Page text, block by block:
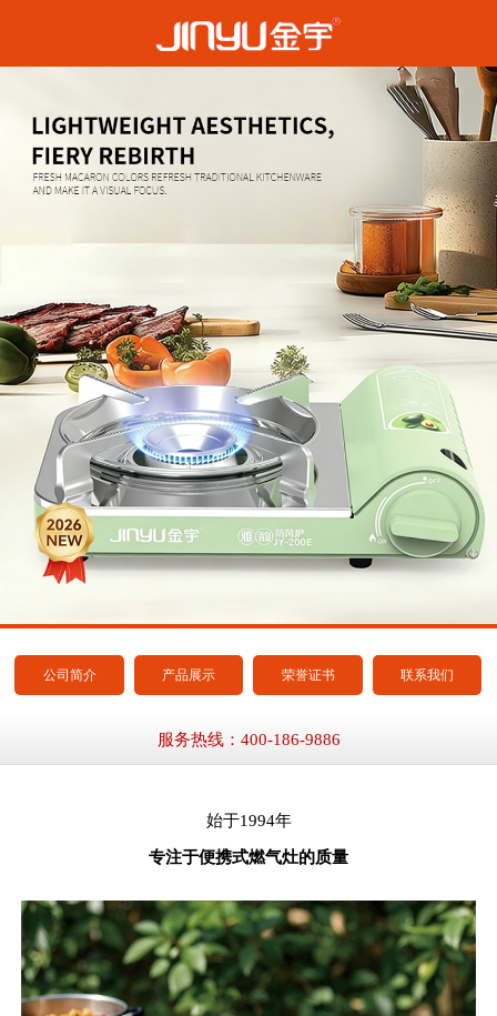
公司简介 产品展示 荣誉证书 联系我们
服务热线：400-186-9886
始于1994年
专注于便携式燃气灶的质量